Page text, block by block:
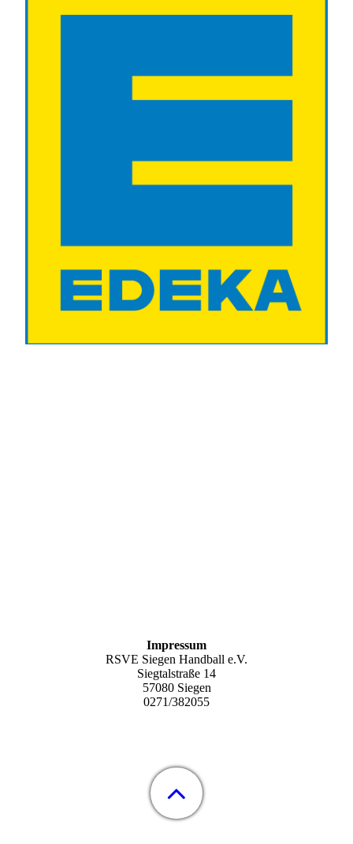
Impressum
RSVE Siegen Handball e.V.
Siegtalstraße 14
57080 Siegen
0271/382055